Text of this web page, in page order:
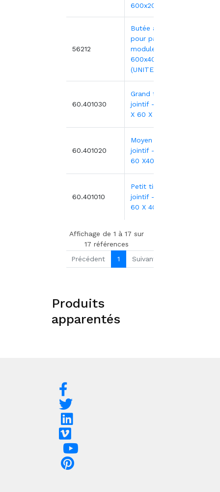
600x200 mm
56212
Butée arrêt
pour paniers et
modules
600x400
(UNITE)
60.401030
Grand tiroir
jointif - H20,5
X 60 X 40 CM
60.401020
Moyen tiroir
jointif - H13,5 X
60 X40 CM
60.401010
Petit tiroir
jointif - H 6,5 X
60 X 40 CM
Affichage de 1 à 17 sur
17 références
Précédent
1 Suivant
Produits
apparentés